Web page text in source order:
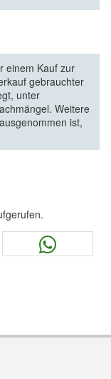
einem Kauf zur
gebrauchter
unter
Weitere
ist,